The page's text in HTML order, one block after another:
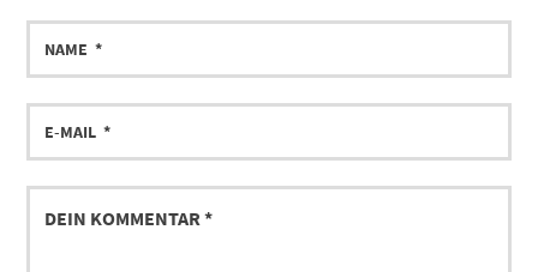
MAIL
KOMMENTAR